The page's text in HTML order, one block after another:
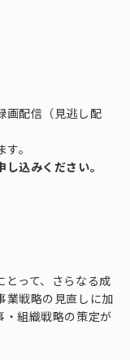
画配信（見逃し配
。
込みください。
って、さらなる成
業戦略の見直しに加
・組織戦略の策定が